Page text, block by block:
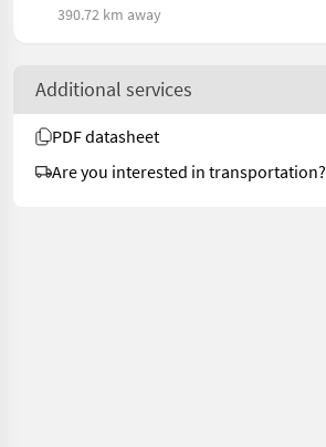
390.72 km away
Additional services
PDF datasheet
Are you interested in transportation?